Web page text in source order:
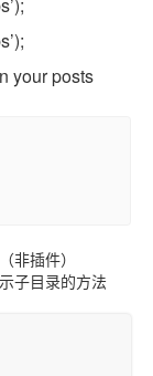
your posts
非插件）
子目录的方法